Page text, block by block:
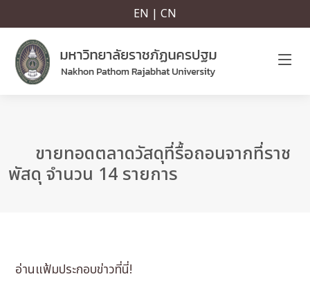
EN | CN
ขายทอดตลาดวัสดุที่รื้อถอนจากที่ราช
พัสดุ จำนวน 14 รายการ
อ่านแฟ้มประกอบข่าวที่นี่!